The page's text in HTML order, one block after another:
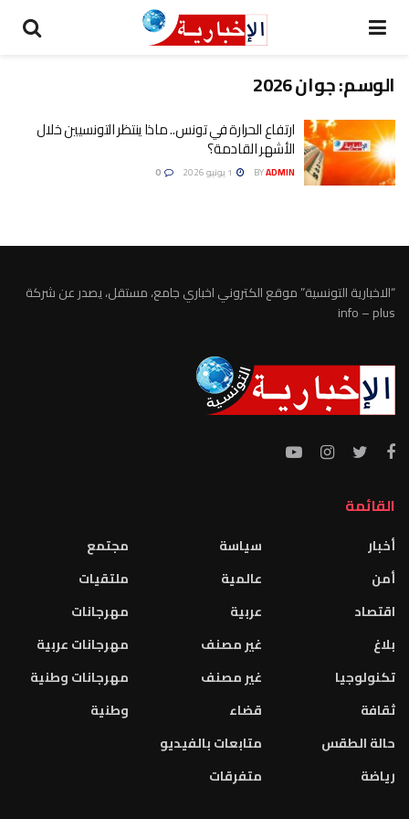
الوسم:جوان 2026
ارتفاع الحرارة في تونس.. ماذا ينتظر التونسيين خلال
الأشهر القادمة؟
BYADMIN
“الاخبارية التونسية” موقع الكتروني اخباري جامع، مستقل، يصدر عن شركة
info – plus
القائمة
أخبار
أمن
اقتصاد
بلاغ
تكنولوجيا
ثقافة
حالة الطقس
رياضة
سياسة
عالمية
عربية
غير مصنف
غير مصنف
قضاء
متابعات بالفيديو
متفرقات
مجتمع
ملتقيات
مهرجانات
مهرجانات عربية
مهرجانات وطنية
وطنية